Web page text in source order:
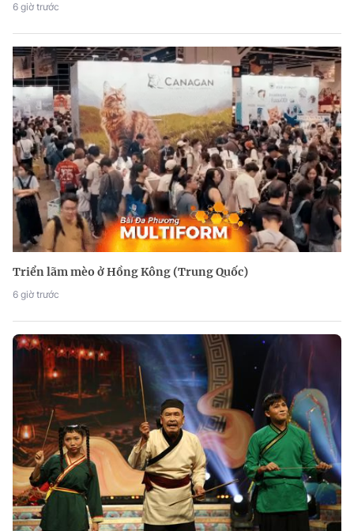
6 giờ trước
Triển lãm mèo ở Hồng Kông (Trung Quốc)
6 giờ trước